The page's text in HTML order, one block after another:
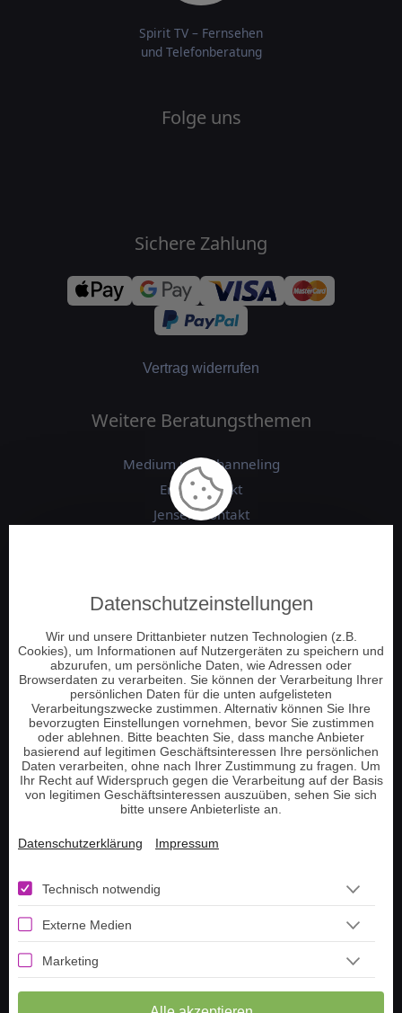
Spirit TV – Fernsehen
und Telefonberatung
Folge uns
Sichere Zahlung
Vertrag widerrufen
Weitere Beratungsthemen
Medium und Channeling
Engelkontakt
Jenseitskontakt
Energie und Chakrenarbeit
Pendeln und Tensoren
Hellsehen am Telefon
Tarot Kartenlegen
Lenormand Kartenlegen
Information
Telefonnummer aufladen
Guthaben prüfen
Lenormand Tageskarte
Häufige Fragen
Berater werden
Datenschutzeinstellungen
Wir und unsere Drittanbieter nutzen Technologien (z.B.
Cookies), um Informationen auf Nutzergeräten zu speichern und
abzurufen, um persönliche Daten, wie Adressen oder
Browserdaten zu verarbeiten. Sie können der Verarbeitung Ihrer
persönlichen Daten für die unten aufgelisteten
Verarbeitungszwecke zustimmen. Alternativ können Sie Ihre
bevorzugten Einstellungen vornehmen, bevor Sie zustimmen
oder ablehnen. Bitte beachten Sie, dass manche Anbieter
basierend auf legitimen Geschäftsinteressen Ihre persönlichen
Daten verarbeiten, ohne nach Ihrer Zustimmung zu fragen. Um
Ihr Recht auf Widerspruch gegen die Verarbeitung auf der Basis
von legitimen Geschäftsinteressen auszuüben, sehen Sie sich
bitte unsere Anbieterliste an.
Datenschutzerklärung Impressum
Technisch notwendig
Externe Medien
Marketing